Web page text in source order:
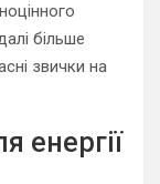
більше
звички на
енергії